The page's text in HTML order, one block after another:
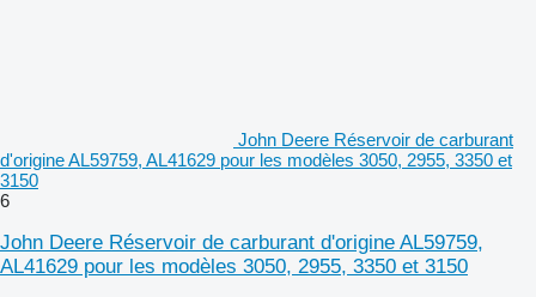
John Deere Réservoir de carburant
d'origine AL59759, AL41629 pour les modèles 3050, 2955, 3350 et
3150
6
John Deere Réservoir de carburant d'origine AL59759,
AL41629 pour les modèles 3050, 2955, 3350 et 3150